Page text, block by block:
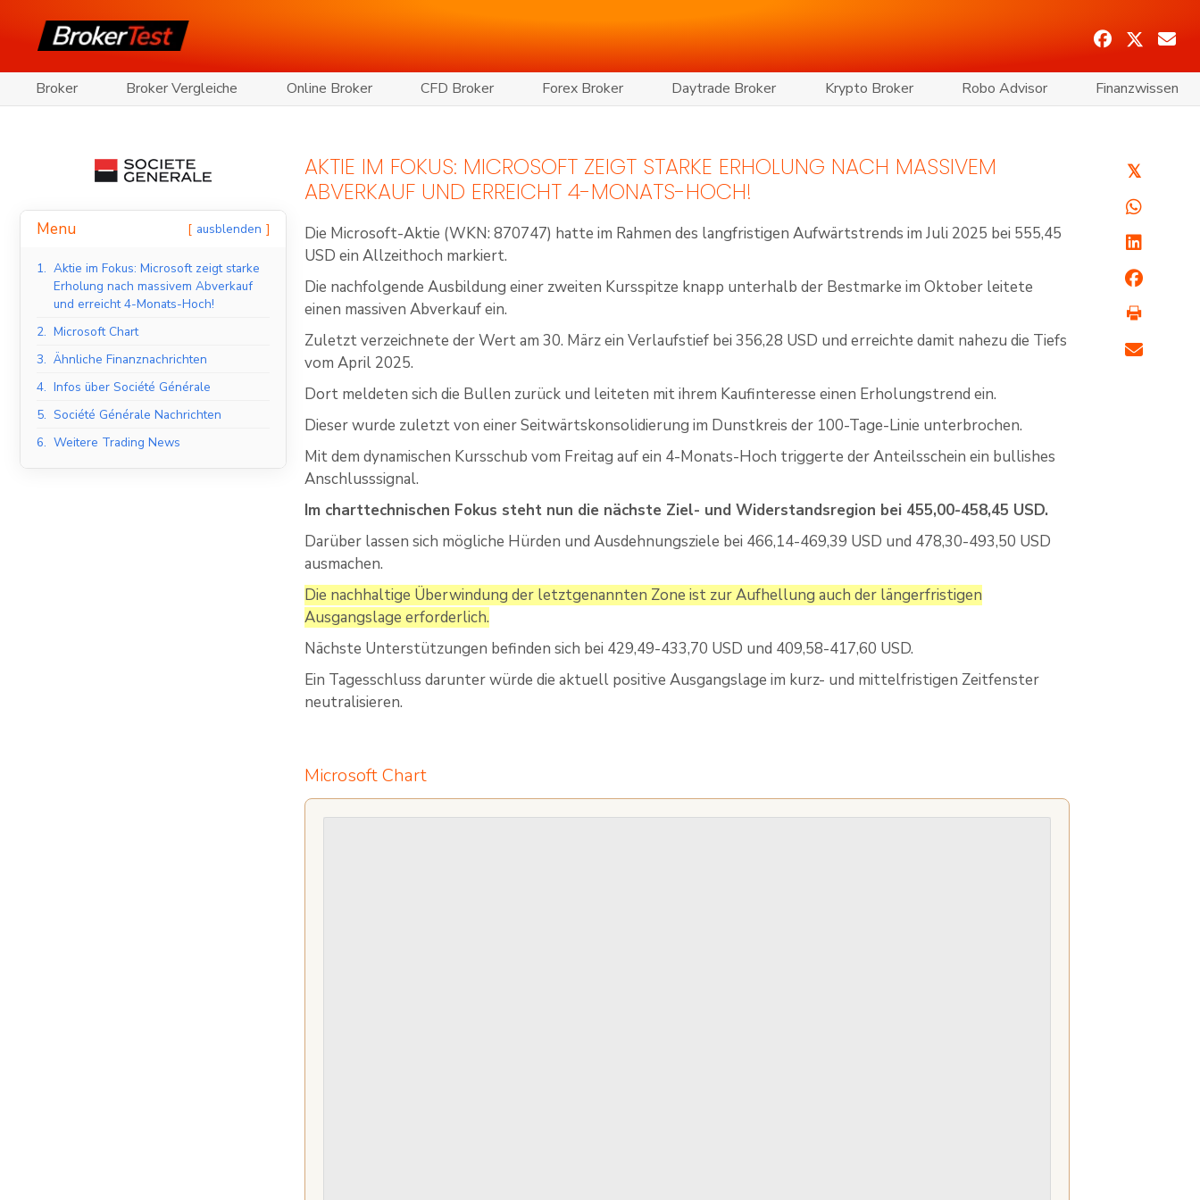
Broker Broker Vergleiche Online Broker CFD Broker Forex Broker Daytrade Broker Krypto Broker Robo Advisor Finanzwissen
Menu ausblenden
1. Aktie im Fokus: Microsoft zeigt starke
Erholung nach massivem Abverkauf
und erreicht 4-Monats-Hoch!
2. Microsoft Chart
3. Ähnliche Finanznachrichten
4. Infos über Société Générale
5. Société Générale Nachrichten
6. Weitere Trading News
AKTIE IM FOKUS: MICROSOFT ZEIGT STARKE ERHOLUNG NACH MASSIVEM
ABVERKAUF UND ERREICHT 4-MONATS-HOCH!
Die Microsoft-Aktie (WKN: 870747) hatte im Rahmen des langfristigen Aufwärtstrends im Juli 2025 bei 555,45
USD ein Allzeithoch markiert.
Die nachfolgende Ausbildung einer zweiten Kursspitze knapp unterhalb der Bestmarke im Oktober leitete
einen massiven Abverkauf ein.
Zuletzt verzeichnete der Wert am 30. März ein Verlaufstief bei 356,28 USD und erreichte damit nahezu die Tiefs
vom April 2025.
Dort meldeten sich die Bullen zurück und leiteten mit ihrem Kaufinteresse einen Erholungstrend ein.
Dieser wurde zuletzt von einer Seitwärtskonsolidierung im Dunstkreis der 100-Tage-Linie unterbrochen.
Mit dem dynamischen Kursschub vom Freitag auf ein 4-Monats-Hoch triggerte der Anteilsschein ein bullishes
Anschlusssignal.
Im charttechnischen Fokus steht nun die nächste Ziel- und Widerstandsregion bei 455,00-458,45 USD.
Darüber lassen sich mögliche Hürden und Ausdehnungsziele bei 466,14-469,39 USD und 478,30-493,50 USD
ausmachen.
Die nachhaltige Überwindung der letztgenannten Zone ist zur Aufhellung auch der längerfristigen
Ausgangslage erforderlich.
Nächste Unterstützungen befinden sich bei 429,49-433,70 USD und 409,58-417,60 USD.
Ein Tagesschluss darunter würde die aktuell positive Ausgangslage im kurz- und mittelfristigen Zeitfenster
neutralisieren.
Microsoft Chart
𝕏